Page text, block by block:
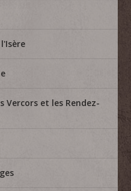
Vercors et les Rendez-